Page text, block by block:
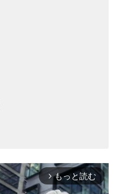
arrow_forward_ios もっと読む